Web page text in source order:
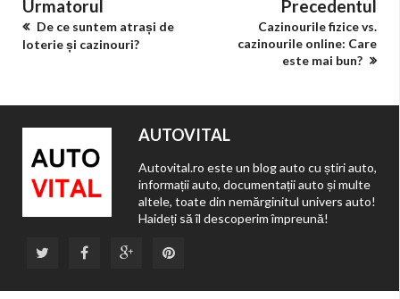
Urmatorul
De ce suntem atrași de
loterie și cazinouri?
Precedentul
Cazinourile fizice vs.
cazinourile online: Care
este mai bun?
AUTOVITAL
Autovital.ro este un blog auto cu știri auto,
informații auto, documentații auto și multe
altele, toate din nemărginitul univers auto!
Haideți să îl descoperim împreună!